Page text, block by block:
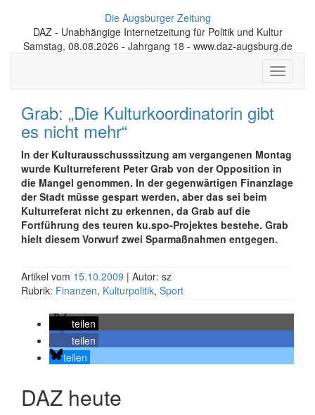
Die Augsburger Zeitung
DAZ - Unabhängige Internetzeitung für Politik und Kultur
Samstag, 08.08.2026 - Jahrgang 18 - www.daz-augsburg.de
Toggle
Grab: „Die Kulturkoordinatorin gibt
es nicht mehr“
In der Kulturausschusssitzung am vergangenen Montag
wurde Kulturreferent Peter Grab von der Opposition in
die Mangel genommen. In der gegenwärtigen Finanzlage
der Stadt müsse gespart werden, aber das sei beim
Kulturreferat nicht zu erkennen, da Grab auf die
Fortführung des teuren ku.spo-Projektes bestehe. Grab
hielt diesem Vorwurf zwei Sparmaßnahmen entgegen.
Artikel vom 15.10.2009 | Autor: sz
Rubrik: Finanzen, Kulturpolitik, Sport
teilen
teilen
teilen
DAZ heute